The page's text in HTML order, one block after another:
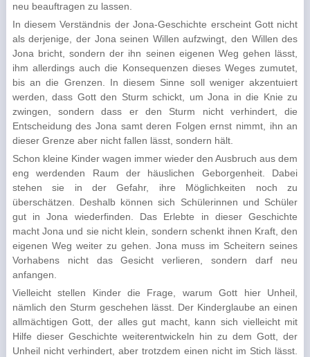
neu beauftra­gen zu lassen.
In diesem Verständnis der Jona-Geschichte erscheint Gott nicht
als derjenige, der Jona seinen Willen auf­zwingt, den Willen des
Jona bricht, sondern der ihn seinen eigenen Weg gehen lässt,
ihm allerdings auch die Konsequenzen dieses Weges zumutet,
bis an die Grenzen. In diesem Sinne soll weniger akzentuiert
werden, dass Gott den Sturm schickt, um Jona in die Knie zu
zwingen, sondern dass er den Sturm nicht verhindert, die
Entscheidung des Jona samt deren Folgen ernst nimmt, ihn an
dieser Grenze aber nicht fallen lässt, son­dern hält.
Schon kleine Kinder wagen immer wieder den Ausbruch aus dem
eng werdenden Raum der häuslichen Geborgenheit. Dabei
stehen sie in der Gefahr, ihre Möglichkei­ten noch zu
überschätzen. Deshalb können sich Schülerinnen und Schüler
gut in Jona wiederfinden. Das Erlebte in dieser Geschichte
macht Jona und sie nicht klein, sondern schenkt ihnen Kraft, den
eigenen Weg weiter zu gehen. Jona muss im Scheitern seines
Vorhabens nicht das Gesicht verlieren, sondern darf neu
anfangen.
Vielleicht stellen Kinder die Frage, warum Gott hier Unheil,
nämlich den Sturm geschehen lässt. Der Kinderglaube an einen
allmächtigen Gott, der alles gut macht, kann sich vielleicht mit
Hilfe dieser Geschichte weiterentwickeln hin zu dem Gott, der
Unheil nicht verhindert, aber trotzdem einen nicht im Stich lässt.